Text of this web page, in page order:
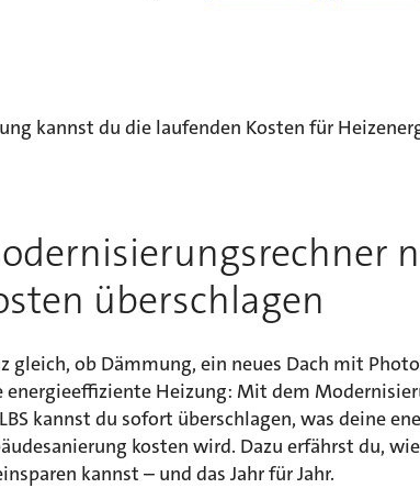
kannst du die laufenden Kosten für
überschlagen
gleich, ob Dämmung, ein neues Dach mit
energieeffiziente Heizung: Mit dem
kannst du sofort überschlagen, was deine
kosten wird. Dazu erfährst du,
kannst – und das Jahr für Jahr.